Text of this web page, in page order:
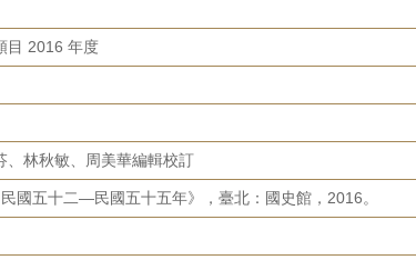
目 2016 年度
、林秋敏、周美華編輯校訂
民國五十二—民國五十五年》，臺北：國史館，2016。